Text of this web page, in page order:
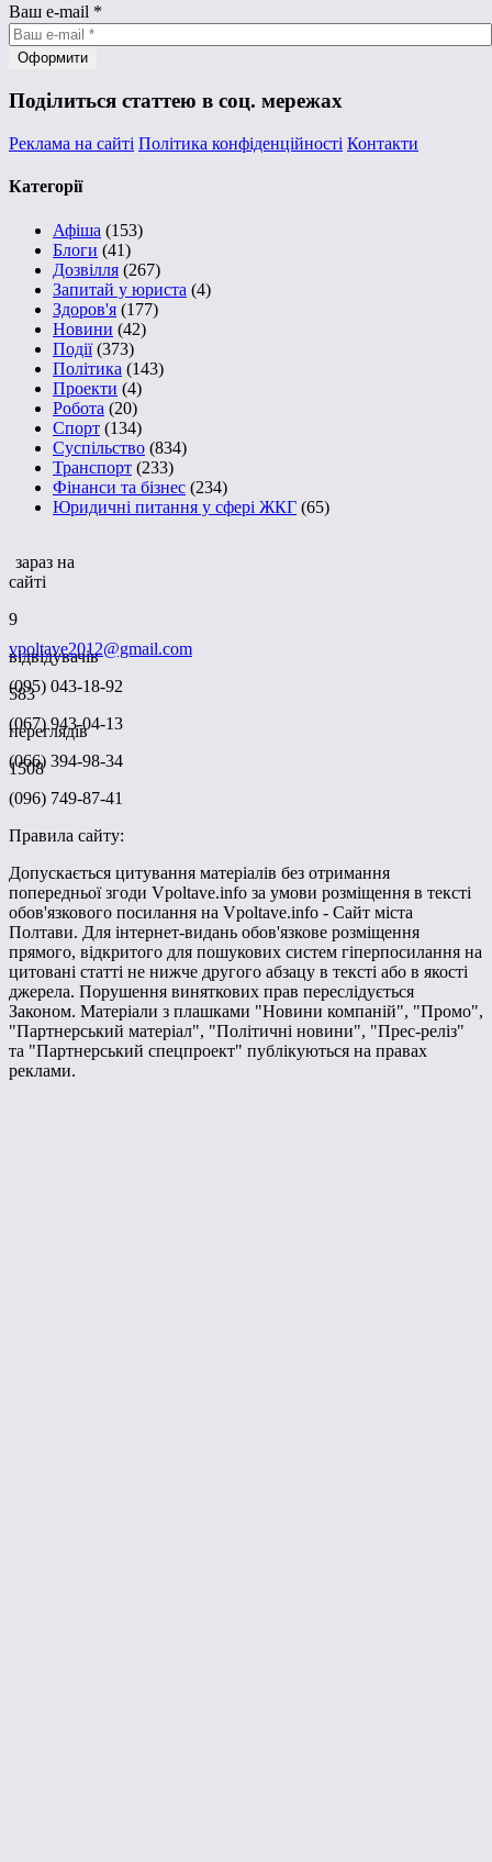
Ваш e-mail *
Поділиться статтею в соц. мережах
Реклама на сайті Політика конфіденційності Контакти
Категорії
Афіша (153)
Блоги (41)
Дозвілля (267)
Запитай у юриста (4)
Здоров'я (177)
Новини (42)
Події(373)
Політика (143)
Проекти (4)
Робота (20)
Спорт (134)
Суспільство (834)
Транспорт (233)
Фінанси та бізнес (234)
Юридичні питання у сфері ЖКГ (65)
зараз на
сайті
9
відвідувачів
583
переглядів
1508
vpoltave2012@gmail.com
(095) 043-18-92
(067) 943-04-13
(066) 394-98-34
(096) 749-87-41
Правила сайту:
Допускається цитування матеріалів без отримання
попередньої згоди Vpoltave.info за умови розміщення в тексті
обов'язкового посилання на Vpoltave.info - Сайт міста
Полтави. Для інтернет-видань обов'язкове розміщення
прямого, відкритого для пошукових систем гіперпосилання на
цитовані статті не нижче другого абзацу в тексті або в якості
джерела. Порушення виняткових прав переслідується
Законом. Матеріали з плашками "Новини компаній", "Промо",
"Партнерський матеріал", "Політичні новини", "Прес-реліз"
та "Партнерський спецпроект" публікуються на правах
реклами.